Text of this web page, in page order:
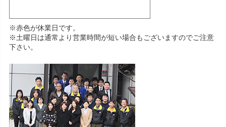
※赤色が休業日です。
※土曜日は通常より営業時間が短い場合もございますのでご注意
下さい。